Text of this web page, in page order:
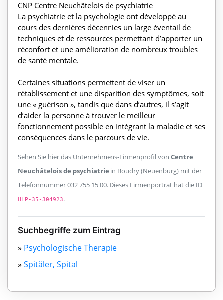
CNP Centre Neuchâtelois de psychiatrie
La psychiatrie et la psychologie ont développé au
cours des dernières décennies un large éventail de
techniques et de ressources permettant d’apporter un
réconfort et une amélioration de nombreux troubles
de santé mentale.
Certaines situations permettent de viser un
rétablissement et une disparition des symptômes, soit
une « guérison », tandis que dans d’autres, il s’agit
d’aider la personne à trouver le meilleur
fonctionnement possible en intégrant la maladie et ses
conséquences dans le parcours de vie.
Sehen Sie hier das Unternehmens-Firmenprofil von Centre
Neuchâtelois de psychiatrie in Boudry (Neuenburg) mit der
Telefonnummer 032 755 15 00. Dieses Firmenporträt hat die ID
HLP-35-304923.
Suchbegriffe zum Eintrag
» Psychologische Therapie
» Spitäler, Spital